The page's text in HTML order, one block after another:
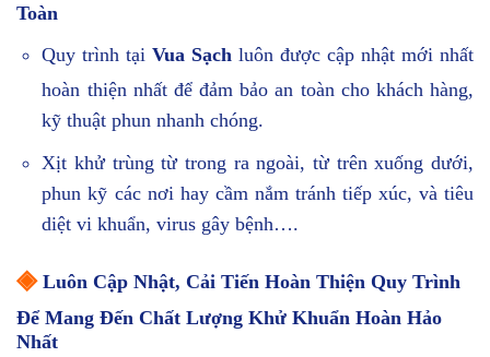
Toàn
Quy trình tạiVua Sạch luôn được cập nhật mới nhất
hoàn thiện nhất để đảm bảo an toàn cho khách hàng,
kỹ thuật phun nhanh chóng.
Xịt khử trùng từ trong ra ngoài, từ trên xuống dưới,
phun kỹ các nơi hay cầm nắm tránh tiếp xúc, và tiêu
diệt vi khuẩn, virus gây bệnh….
◈ Luôn Cập Nhật, Cải Tiến Hoàn Thiện Quy Trình
Để Mang Đến Chất Lượng Khử Khuẩn Hoàn Hảo
Nhất